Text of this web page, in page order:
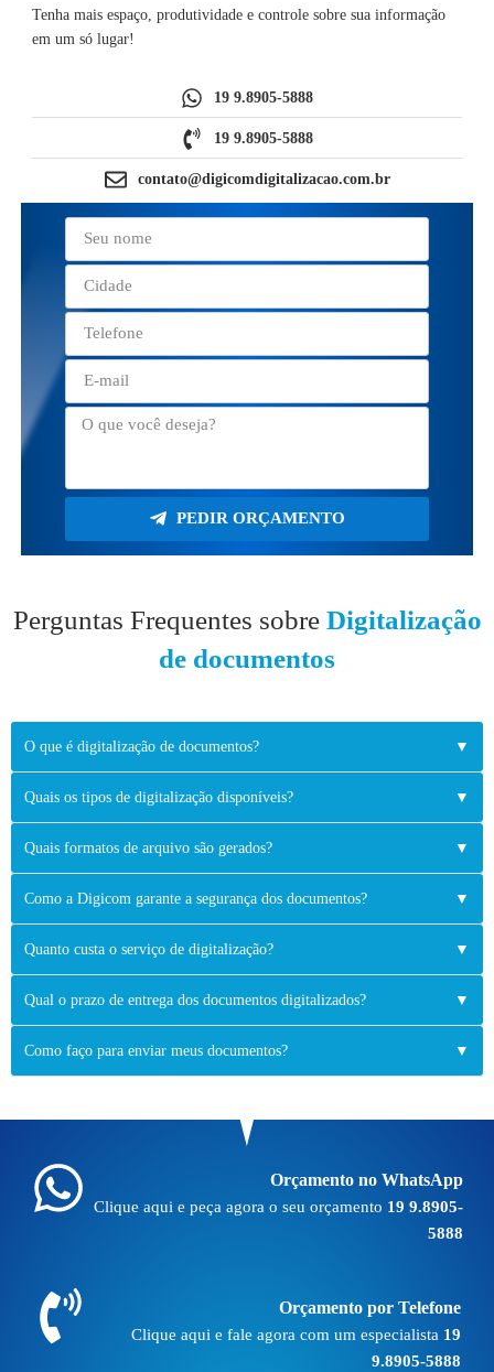
Tenha mais espaço, produtividade e controle sobre sua informação
em um só lugar!
19 9.8905-5888
19 9.8905-5888
contato@digicomdigitalizacao.com.br
PEDIR ORÇAMENTO
Perguntas Frequentes sobre Digitalização
de documentos
O que é digitalização de documentos? ▼
Quais os tipos de digitalização disponíveis? ▼
Quais formatos de arquivo são gerados? ▼
Como a Digicom garante a segurança dos documentos? ▼
Quanto custa o serviço de digitalização? ▼
Qual o prazo de entrega dos documentos digitalizados? ▼
Como faço para enviar meus documentos? ▼
Orçamento no WhatsApp
Clique aqui e peça agora o seu orçamento 19 9.8905-
5888
Orçamento por Telefone
Clique aqui e fale agora com um especialista 19
9.8905-5888